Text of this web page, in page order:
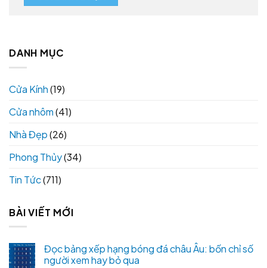
DANH MỤC
Cửa Kính(19)
Cửa nhôm(41)
Nhà Đẹp(26)
Phong Thủy(34)
Tin Tức(711)
BÀI VIẾT MỚI
Đọc bảng xếp hạng bóng đá châu Âu: bốn chỉ số
người xem hay bỏ qua